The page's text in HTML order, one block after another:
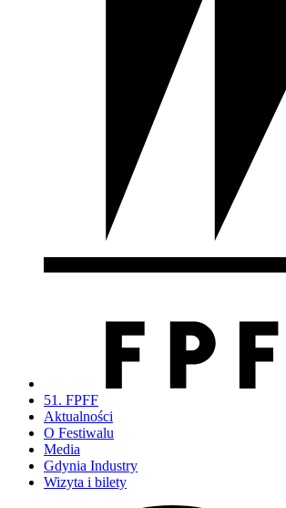
51. FPFF
Aktualności
O Festiwalu
Media
Gdynia Industry
Wizyta i bilety